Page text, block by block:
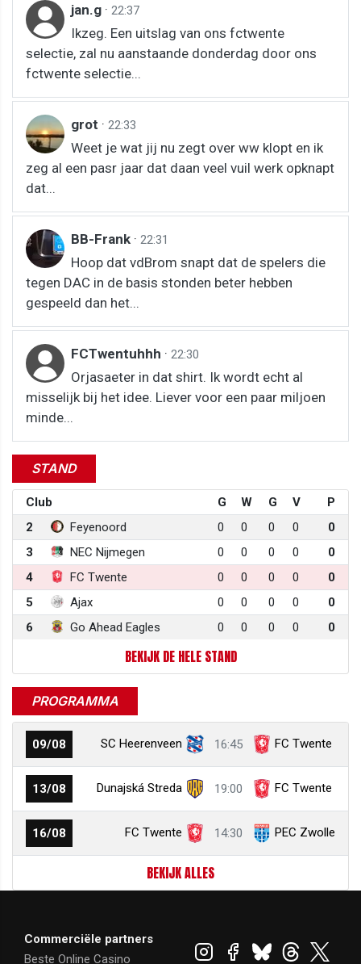
jan.g · 22:37
Ikzeg. Een uitslag van ons fctwente
selectie, zal nu aanstaande donderdag door ons
fctwente selectie...
grot · 22:33
Weet je wat jij nu zegt over ww klopt en ik
zeg al een pasr jaar dat daan veel vuil werk opknapt
dat...
BB-Frank · 22:31
Hoop dat vdBrom snapt dat de spelers die
tegen DAC in de basis stonden beter hebben
gespeeld dan het...
FCTwentuhhh · 22:30
Orjasaeter in dat shirt. Ik wordt echt al
misselijk bij het idee. Liever voor een paar miljoen
minde...
STAND
Club G W G V
P
2
Feyenoord 0 0 0 0
0
3
NEC Nijmegen 0 0 0 0
0
4
FC Twente 0 0 0 0
0
5
Ajax 0 0 0 0
0
6
Go Ahead Eagles 0 0 0 0 0
BEKIJK DE HELE STAND
PROGRAMMA
09/08 SC Heerenveen 16:45 FC Twente
13/08 Dunajská Streda 19:00 FC Twente
16/08 FC Twente 14:30 PEC Zwolle
BEKIJK ALLES
Commerciële partners
Beste Online Casino